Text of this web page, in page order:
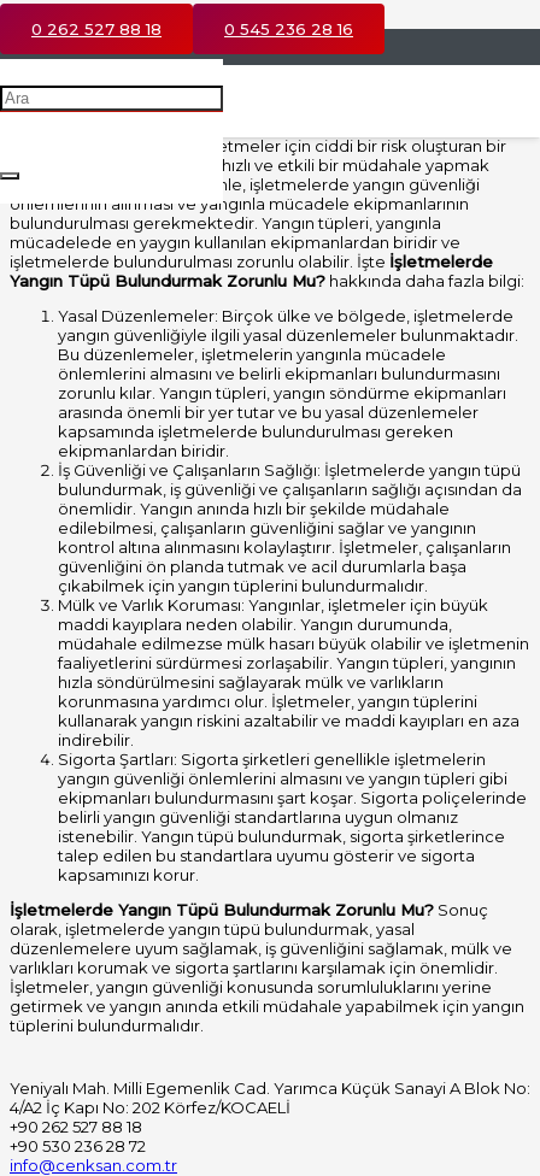
0 262 527 88 18 0 545 236 28 16
| İşletmelerde Yangın Tüpü Bulundurmak
Zorunlu Mu?
cevabı ise şudur; Yangın, işletmeler için ciddi bir risk oluşturan bir
olaydır. Yangın durumunda hızlı ve etkili bir müdahale yapmak
hayati önem taşır. Bu nedenle, işletmelerde yangın güvenliği
önlemlerinin alınması ve yangınla mücadele ekipmanlarının
bulundurulması gerekmektedir. Yangın tüpleri, yangınla
mücadelede en yaygın kullanılan ekipmanlardan biridir ve
işletmelerde bulundurulması zorunlu olabilir. İşte İşletmelerde
Yangın Tüpü Bulundurmak Zorunlu Mu? hakkında daha fazla bilgi:
Yasal Düzenlemeler: Birçok ülke ve bölgede, işletmelerde
yangın güvenliğiyle ilgili yasal düzenlemeler bulunmaktadır.
Bu düzenlemeler, işletmelerin yangınla mücadele
önlemlerini almasını ve belirli ekipmanları bulundurmasını
zorunlu kılar. Yangın tüpleri, yangın söndürme ekipmanları
arasında önemli bir yer tutar ve bu yasal düzenlemeler
kapsamında işletmelerde bulundurulması gereken
ekipmanlardan biridir.
İş Güvenliği ve Çalışanların Sağlığı: İşletmelerde yangın tüpü
bulundurmak, iş güvenliği ve çalışanların sağlığı açısından da
önemlidir. Yangın anında hızlı bir şekilde müdahale
edilebilmesi, çalışanların güvenliğini sağlar ve yangının
kontrol altına alınmasını kolaylaştırır. İşletmeler, çalışanların
güvenliğini ön planda tutmak ve acil durumlarla başa
çıkabilmek için yangın tüplerini bulundurmalıdır.
Mülk ve Varlık Koruması: Yangınlar, işletmeler için büyük
maddi kayıplara neden olabilir. Yangın durumunda,
müdahale edilmezse mülk hasarı büyük olabilir ve işletmenin
faaliyetlerini sürdürmesi zorlaşabilir. Yangın tüpleri, yangının
hızla söndürülmesini sağlayarak mülk ve varlıkların
korunmasına yardımcı olur. İşletmeler, yangın tüplerini
kullanarak yangın riskini azaltabilir ve maddi kayıpları en aza
indirebilir.
Sigorta Şartları: Sigorta şirketleri genellikle işletmelerin
yangın güvenliği önlemlerini almasını ve yangın tüpleri gibi
ekipmanları bulundurmasını şart koşar. Sigorta poliçelerinde
belirli yangın güvenliği standartlarına uygun olmanız
istenebilir. Yangın tüpü bulundurmak, sigorta şirketlerince
talep edilen bu standartlara uyumu gösterir ve sigorta
kapsamınızı korur.
İşletmelerde Yangın Tüpü Bulundurmak Zorunlu Mu? Sonuç
olarak, işletmelerde yangın tüpü bulundurmak, yasal
düzenlemelere uyum sağlamak, iş güvenliğini sağlamak, mülk ve
varlıkları korumak ve sigorta şartlarını karşılamak için önemlidir.
İşletmeler, yangın güvenliği konusunda sorumluluklarını yerine
getirmek ve yangın anında etkili müdahale yapabilmek için yangın
tüplerini bulundurmalıdır.
Yeniyalı Mah. Milli Egemenlik Cad. Yarımca Küçük Sanayi A Blok No:
4/A2 İç Kapı No: 202 Körfez/KOCAELİ
+90 262 527 88 18
+90 530 236 28 72
info@cenksan.com.tr